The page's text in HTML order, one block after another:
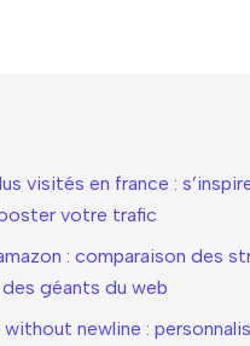
visités en france :
votre trafic
: comparaison des
géants du web
newline :